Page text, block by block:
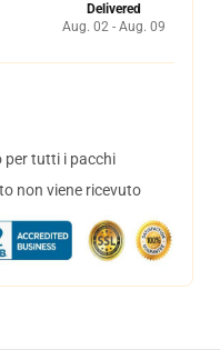
Delivered
Aug. 02 - Aug. 09
per tutti i pacchi
non viene ricevuto